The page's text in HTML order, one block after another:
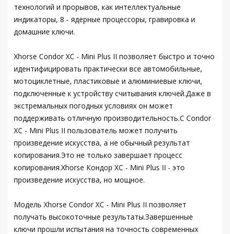
технологий и прорывов, как интеллектуальные
индикаторы, 8 - ядерные процессоры, гравировка и
домашние ключи.
Xhorse Condor XC - Mini Plus II позволяет быстро и точно
идентифицировать практически все автомобильные,
мотоциклетные, пластиковые и алюминиевые ключи,
подключенные к устройству считывания ключей.Даже в
экстремальных погодных условиях он может
поддерживать отличную производительность.С Condor
XC - Mini Plus II пользователь может получить
произведение искусства, а не обычный результат
копирования.Это не только завершает процесс
копирования.Xhorse Кондор XC - Mini Plus II - это
произведение искусства, но мощное.
Модель Xhorse Condor XC - Mini Plus II позволяет
получать высокоточные результаты.Завершенные
ключи прошли испытания на точность современных